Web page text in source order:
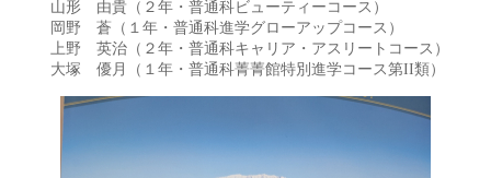
山形 由貴（２年・普通科ビューティーコース）
岡野 蒼（１年・普通科進学グローアップコース）
上野 英治（２年・普通科キャリア・アスリートコース）
大塚 優月（１年・普通科菁菁館特別進学コース第II類）